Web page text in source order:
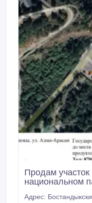
Продам
национальном
Адрес: Бостандыкский район,